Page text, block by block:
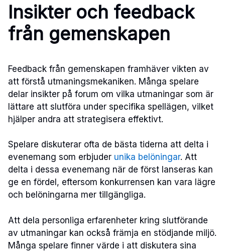
Insikter och feedback
från gemenskapen
Feedback från gemenskapen framhäver vikten av
att förstå utmaningsmekaniken. Många spelare
delar insikter på forum om vilka utmaningar som är
lättare att slutföra under specifika spellägen, vilket
hjälper andra att strategisera effektivt.
Spelare diskuterar ofta de bästa tiderna att delta i
evenemang som erbjuder unika belöningar. Att
delta i dessa evenemang när de först lanseras kan
ge en fördel, eftersom konkurrensen kan vara lägre
och belöningarna mer tillgängliga.
Att dela personliga erfarenheter kring slutförande
av utmaningar kan också främja en stödjande miljö.
Många spelare finner värde i att diskutera sina